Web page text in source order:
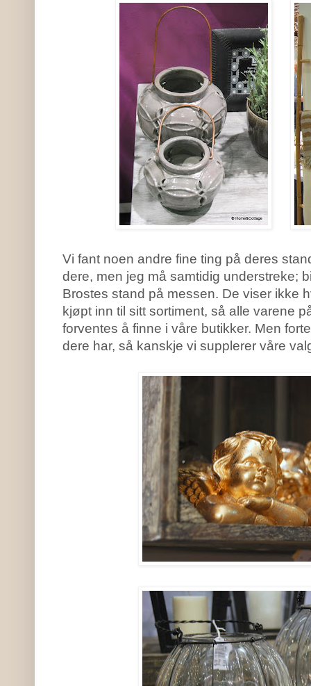
Vi fant noen andre fine ting på deres
dere, men jeg må samtidig understreke;
Brostes stand på messen. De viser ikke
kjøpt inn til sitt sortiment, så alle varene
forventes å finne i våre butikker. Men
dere har, så kanskje vi supplerer våre